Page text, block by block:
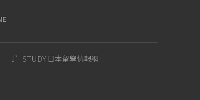
J’STUDY 日本留學情報網